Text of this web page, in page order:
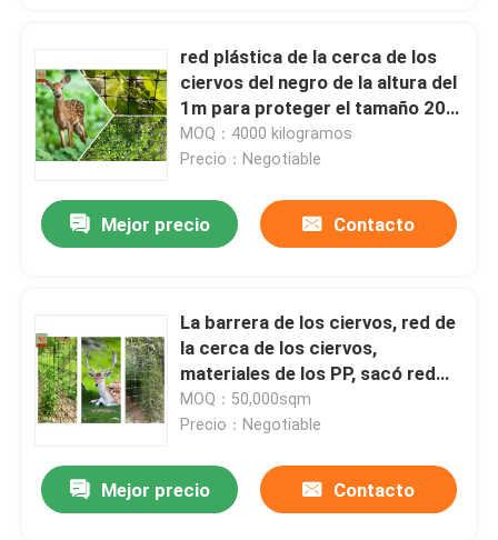
Sobre nosotros
Contactos
Productos
red plástica de la cerca de los
ciervos del negro de la altura del
1m para proteger el tamaño 20m
m del agujero de las plantas
MOQ：4000 kilogramos
Precio：Negotiable
Mejor precio Contacto
La barrera de los ciervos, red de
la cerca de los ciervos,
materiales de los PP, sacó red
plástica, 100 metros de altura
MOQ：50,000sqm
Precio：Negotiable
Mejor precio Contacto